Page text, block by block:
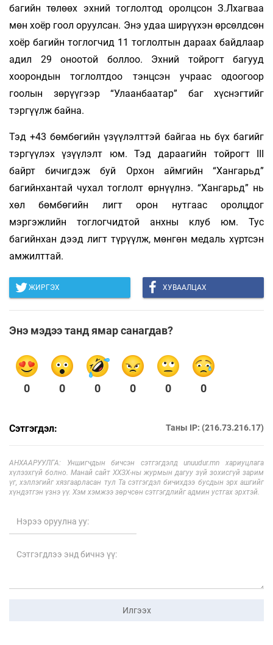
багийн төлөөх эхний тоглолтод оролцсон З.Лхагваа
мөн хоёр гоол оруулсан. Энэ удаа ширүүхэн өрсөлдсөн
хоёр багийн тоглогчид 11 тоглолтын дараах байдлаар
адил 29 оноотой боллоо. Эхний тойрогт багууд
хоорондын тоглолтдоо тэнцсэн учраас одоогоор
гоолын зөрүүгээр “Улаанбаатар” баг хүснэгтийг
тэргүүлж байна.
Тэд +43 бөмбөгийн үзүүлэлттэй байгаа нь бүх багийг
тэргүүлэх үзүүлэлт юм. Тэд дараагийн тойрогт III
байрт бичигдэж буй Орхон аймгийн “Хангарьд”
багийнхантай чухал тоглолт өрнүүлнэ. “Хангарьд” нь
хөл бөмбөгийн лигт орон нутгаас оролцдог
мэргэжлийн тоглогчидтой анхны клуб юм. Тус
багийнхан дээд лигт түрүүлж, мөнгөн медаль хүртсэн
амжилттай.
ЖИРГЭХ ХУВААЛЦАХ
Энэ мэдээ танд ямар санагдав?
0 0 0 0 0 0
Сэтгэгдэл: Таны IP: (216.73.216.17)
АНХААРУУЛГА: Уншигчдын бичсэн сэтгэгдэлд unuudur.mn хариуцлага
хүлээхгүй болно. Манай сайт ХХЗХ-ны журмын дагуу зүй зохисгүй зарим
үг, хэллэгийг хязгаарласан тул Та сэтгэгдэл бичихдээ бусдын эрх ашгийг
хүндэтгэн үзнэ үү. Хэм хэмжээ зөрчсөн сэтгэгдлийг админ устгах эрхтэй.
Илгээх